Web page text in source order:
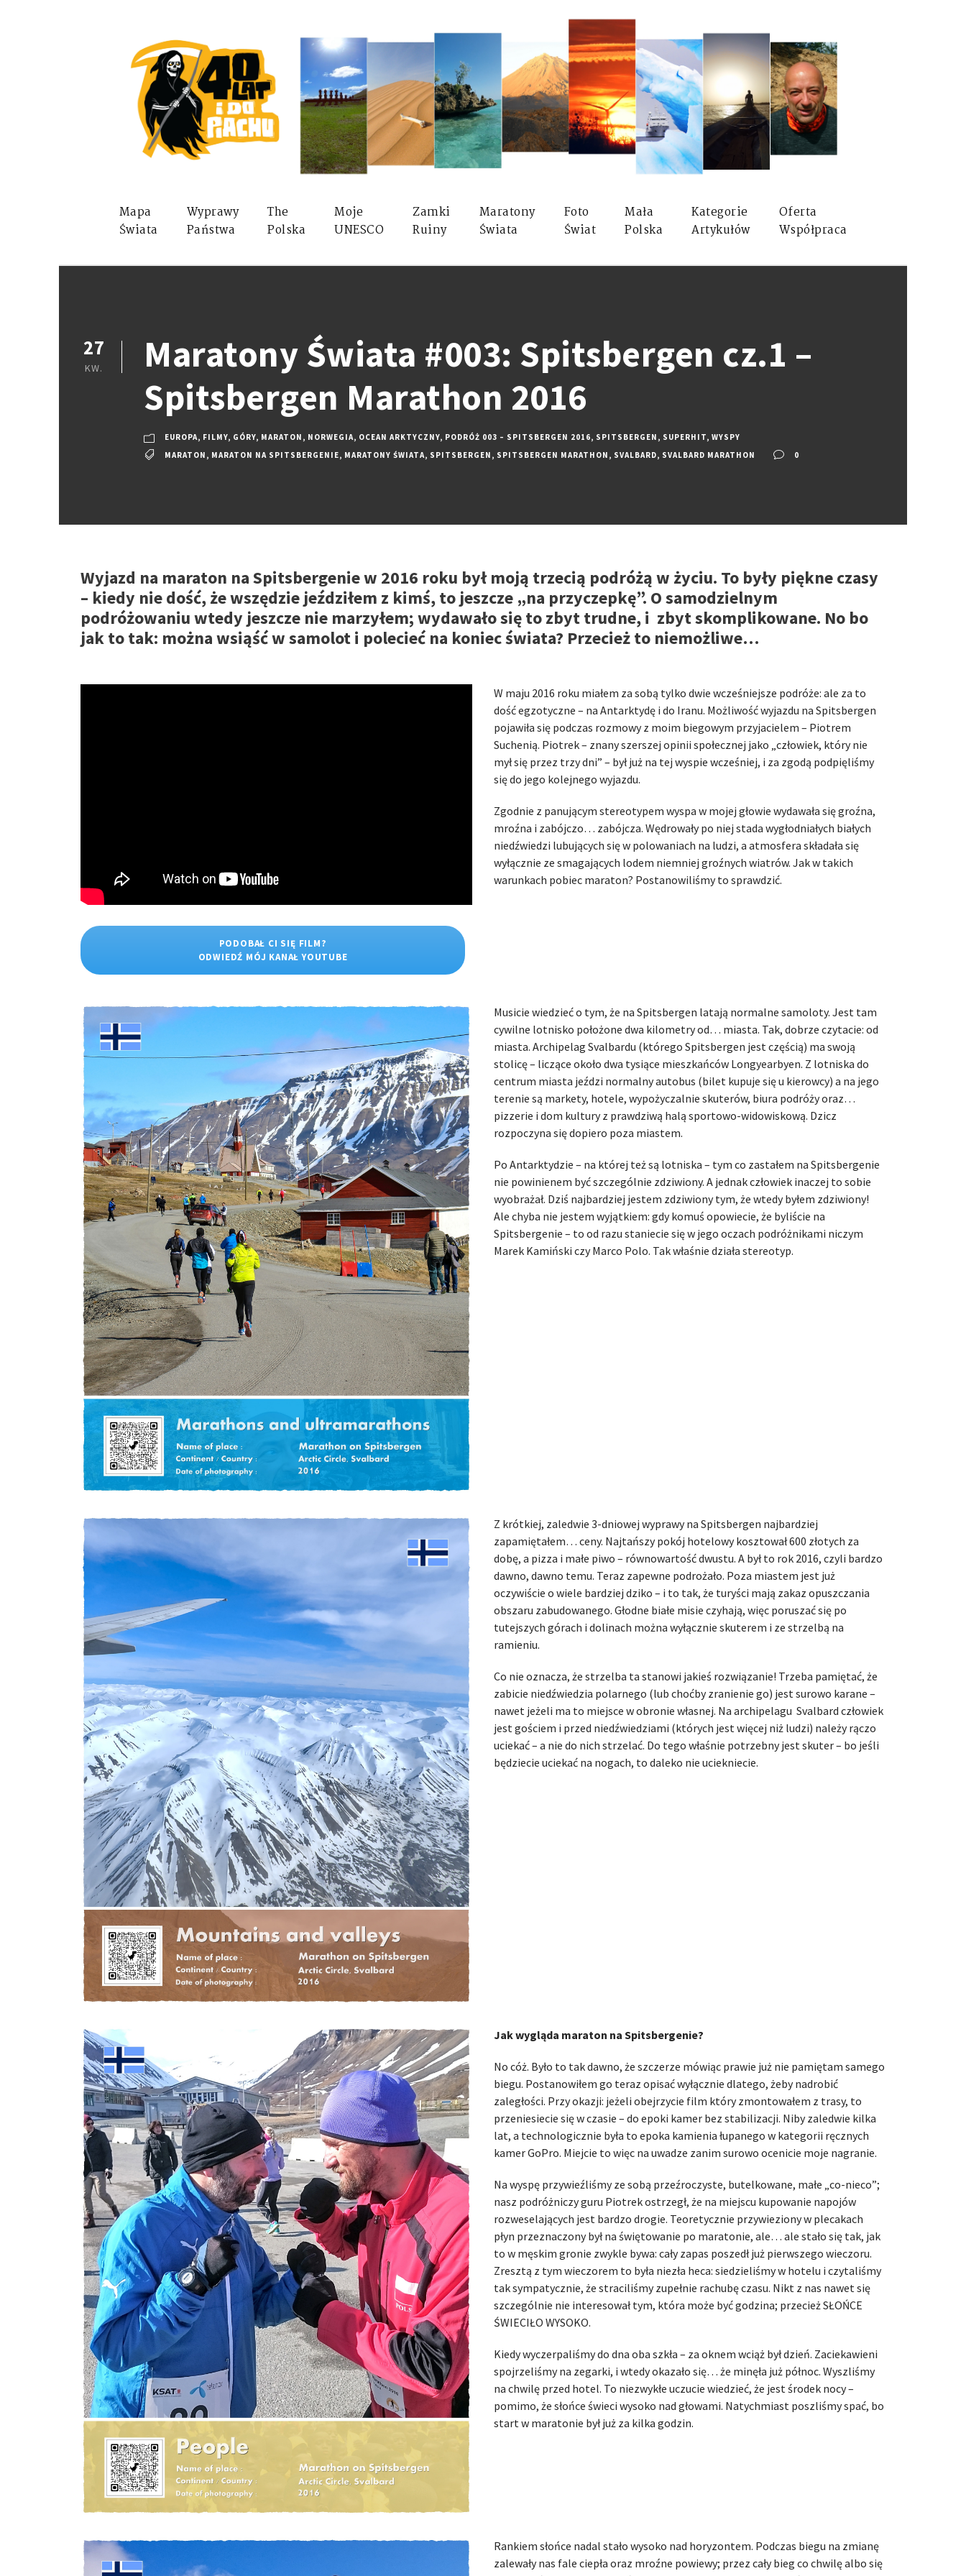
Mapa
Świata
Wyprawy
Państwa
The
Polska
Moje
UNESCO
Zamki
Ruiny
Maratony
Świata
Foto
Świat
Mała
Polska
Kategorie
Artykułów
Oferta
Współpraca
27
KW.
Maratony Świata #003: Spitsbergen cz.1 –
Spitsbergen Marathon 2016
EUROPA, FILMY, GÓRY, MARATON , NORWEGIA, OCEAN ARKTYCZNY, PODRÓŻ 003 – SPITSBERGEN 2016, SPITSBERGEN , SUPERHIT, WYSPY
MARATON , MARATON NA SPITSBERGENIE, MARATONY ŚWIATA, SPITSBERGEN , SPITSBERGEN MARATHON , SVALBARD, SVALBARD MARATHON 0
Wyjazd na maraton na Spitsbergenie w 2016 roku był moją trzecią podróżą w życiu. To były piękne czasy
– kiedy nie dość, że wszędzie jeździłem z kimś, to jeszcze „na przyczepkę”. O samodzielnym
podróżowaniu wtedy jeszcze nie marzyłem; wydawało się to zbyt trudne, i zbyt skomplikowane. No bo
jak to tak: można wsiąść w samolot i polecieć na koniec świata? Przecież to niemożliwe…
PODOBAŁ CI SIĘ FILM?
ODWIEDŹ MÓJ KANAŁ YOUTUBE
W maju 2016 roku miałem za sobą tylko dwie wcześniejsze podróże: ale za to
dość egzotyczne – na Antarktydę i do Iranu. Możliwość wyjazdu na Spitsbergen
pojawiła się podczas rozmowy z moim biegowym przyjacielem – Piotrem
Suchenią. Piotrek – znany szerszej opinii społecznej jako „człowiek, który nie
mył się przez trzy dni” – był już na tej wyspie wcześniej, i za zgodą podpięliśmy
się do jego kolejnego wyjazdu.
Zgodnie z panującym stereotypem wyspa w mojej głowie wydawała się groźna,
mroźna i zabójczo… zabójcza. Wędrowały po niej stada wygłodniałych białych
niedźwiedzi lubujących się w polowaniach na ludzi, a atmosfera składała się
wyłącznie ze smagających lodem niemniej groźnych wiatrów. Jak w takich
warunkach pobiec maraton? Postanowiliśmy to sprawdzić.
Musicie wiedzieć o tym, że na Spitsbergen latają normalne samoloty. Jest tam
cywilne lotnisko położone dwa kilometry od… miasta. Tak, dobrze czytacie: od
miasta. Archipelag Svalbardu (którego Spitsbergen jest częścią) ma swoją
stolicę – liczące około dwa tysiące mieszkańców Longyearbyen. Z lotniska do
centrum miasta jeździ normalny autobus (bilet kupuje się u kierowcy) a na jego
terenie są markety, hotele, wypożyczalnie skuterów, biura podróży oraz…
pizzerie i dom kultury z prawdziwą halą sportowo-widowiskową. Dzicz
rozpoczyna się dopiero poza miastem.
Po Antarktydzie – na której też są lotniska – tym co zastałem na Spitsbergenie
nie powinienem być szczególnie zdziwiony. A jednak człowiek inaczej to sobie
wyobrażał. Dziś najbardziej jestem zdziwiony tym, że wtedy byłem zdziwiony!
Ale chyba nie jestem wyjątkiem: gdy komuś opowiecie, że byliście na
Spitsbergenie – to od razu staniecie się w jego oczach podróżnikami niczym
Marek Kamiński czy Marco Polo. Tak właśnie działa stereotyp.
Z krótkiej, zaledwie 3-dniowej wyprawy na Spitsbergen najbardziej
zapamiętałem… ceny. Najtańszy pokój hotelowy kosztował 600 złotych za
dobę, a pizza i małe piwo – równowartość dwustu. A był to rok 2016, czyli bardzo
dawno, dawno temu. Teraz zapewne podrożało. Poza miastem jest już
oczywiście o wiele bardziej dziko – i to tak, że turyści mają zakaz opuszczania
obszaru zabudowanego. Głodne białe misie czyhają, więc poruszać się po
tutejszych górach i dolinach można wyłącznie skuterem i ze strzelbą na
ramieniu.
Co nie oznacza, że strzelba ta stanowi jakieś rozwiązanie! Trzeba pamiętać, że
zabicie niedźwiedzia polarnego (lub choćby zranienie go) jest surowo karane –
nawet jeżeli ma to miejsce w obronie własnej. Na archipelagu Svalbard człowiek
jest gościem i przed niedźwiedziami (których jest więcej niż ludzi) należy rączo
uciekać – a nie do nich strzelać. Do tego właśnie potrzebny jest skuter – bo jeśli
będziecie uciekać na nogach, to daleko nie uciekniecie.
Jak wygląda maraton na Spitsbergenie?
No cóż. Było to tak dawno, że szczerze mówiąc prawie już nie pamiętam samego
biegu. Postanowiłem go teraz opisać wyłącznie dlatego, żeby nadrobić
zaległości. Przy okazji: jeżeli obejrzycie film który zmontowałem z trasy, to
przeniesiecie się w czasie – do epoki kamer bez stabilizacji. Niby zaledwie kilka
lat, a technologicznie była to epoka kamienia łupanego w kategorii ręcznych
kamer GoPro. Miejcie to więc na uwadze zanim surowo ocenicie moje nagranie.
Na wyspę przywieźliśmy ze sobą przeźroczyste, butelkowane, małe „co-nieco”;
nasz podróżniczy guru Piotrek ostrzegł, że na miejscu kupowanie napojów
rozweselających jest bardzo drogie. Teoretycznie przywieziony w plecakach
płyn przeznaczony był na świętowanie po maratonie, ale… ale stało się tak, jak
to w męskim gronie zwykle bywa: cały zapas poszedł już pierwszego wieczoru.
Zresztą z tym wieczorem to była niezła heca: siedzieliśmy w hotelu i czytaliśmy
tak sympatycznie, że straciliśmy zupełnie rachubę czasu. Nikt z nas nawet się
szczególnie nie interesował tym, która może być godzina; przecież SŁOŃCE
ŚWIECIŁO WYSOKO.
Kiedy wyczerpaliśmy do dna oba szkła – za oknem wciąż był dzień. Zaciekawieni
spojrzeliśmy na zegarki, i wtedy okazało się… że minęła już północ. Wyszliśmy
na chwilę przed hotel. To niezwykłe uczucie wiedzieć, że jest środek nocy –
pomimo, że słońce świeci wysoko nad głowami. Natychmiast poszliśmy spać, bo
start w maratonie był już za kilka godzin.
Rankiem słońce nadal stało wysoko nad horyzontem. Podczas biegu na zmianę
zalewały nas fale ciepła oraz mroźne powiewy; przez cały bieg co chwilę albo się